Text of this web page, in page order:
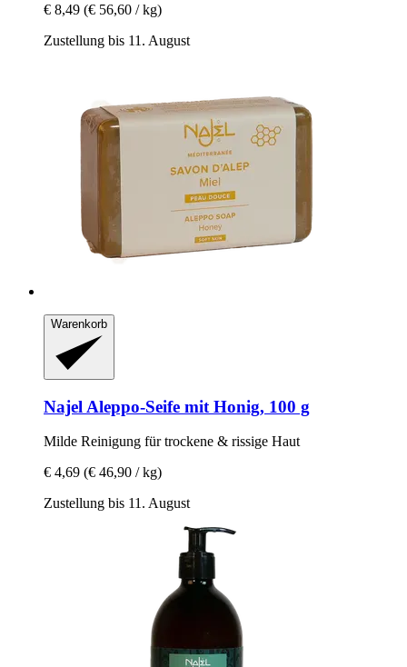
€ 8,49 (€ 56,60 / kg)
Zustellung bis 11. August
Warenkorb
Najel Aleppo-​Seife mit Honig, 100 g
Milde Reinigung für trockene & rissige Haut
€ 4,69 (€ 46,90 / kg)
Zustellung bis 11. August